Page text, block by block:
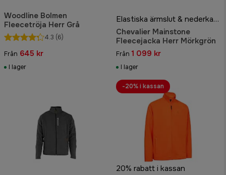
Woodline Bolmen
Fleecetröja Herr Grå
4.3 (6)
Från 645 kr
I lager
Elastiska ärmslut & nederkant
Chevalier Mainstone
Fleecejacka Herr Mörkgrön
Från 1 099 kr
I lager
20% rabatt i kassan
-20% i kassan